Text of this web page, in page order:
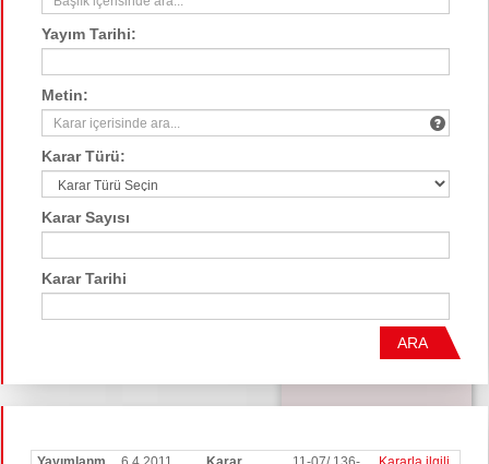
Yayım Tarihi:
Metin:
Karar Türü:
Karar Sayısı
Karar Tarihi
ARA